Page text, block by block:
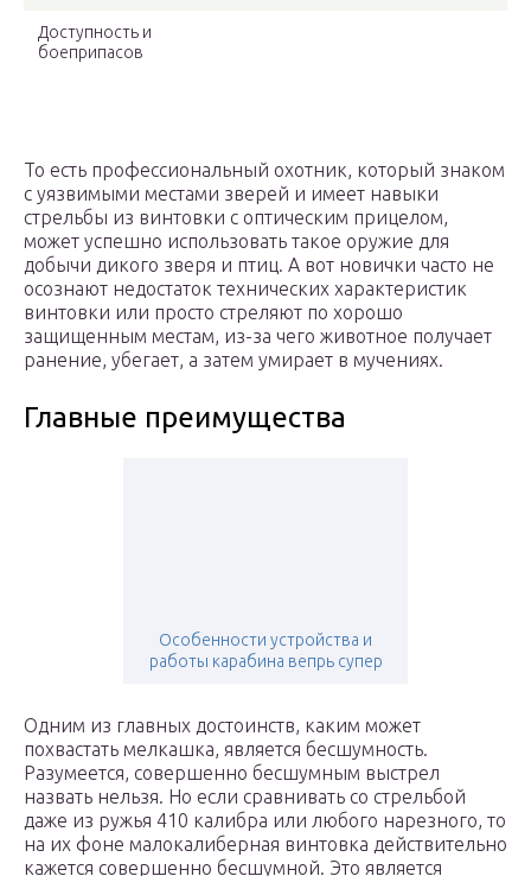
Доступность и
боеприпасов
То есть профессиональный охотник, который знаком
с уязвимыми местами зверей и имеет навыки
стрельбы из винтовки с оптическим прицелом,
может успешно использовать такое оружие для
добычи дикого зверя и птиц. А вот новички часто не
осознают недостаток технических характеристик
винтовки или просто стреляют по хорошо
защищенным местам, из-за чего животное получает
ранение, убегает, а затем умирает в мучениях.
Главные преимущества
Особенности устройства и
работы карабина вепрь супер
Одним из главных достоинств, каким может
похвастать мелкашка, является бесшумность.
Разумеется, совершенно бесшумным выстрел
назвать нельзя. Но если сравнивать со стрельбой
даже из ружья 410 калибра или любого нарезного, то
на их фоне малокалиберная винтовка действительно
кажется совершенно бесшумной. Это является